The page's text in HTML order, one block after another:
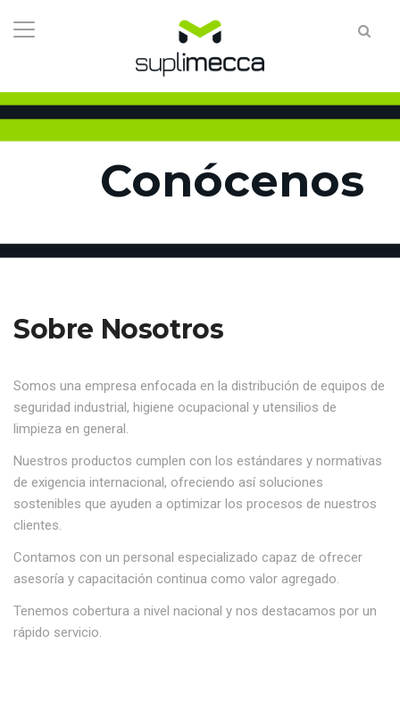
Conócenos
Sobre Nosotros
Somos una empresa enfocada en la distribución de equipos de
seguridad industrial, higiene ocupacional y utensilios de
limpieza en general.
Nuestros productos cumplen con los estándares y normativas
de exigencia internacional, ofreciendo así soluciones
sostenibles que ayuden a optimizar los procesos de nuestros
clientes.
Contamos con un personal especializado capaz de ofrecer
asesoría y capacitación continua como valor agregado.
Tenemos cobertura a nivel nacional y nos destacamos por un
rápido servicio.